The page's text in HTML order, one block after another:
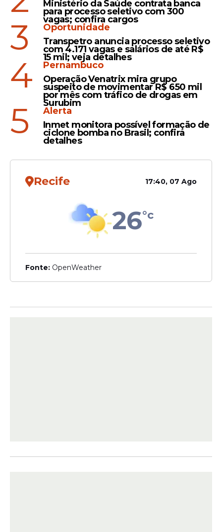
Iniciativa
Presidente da ACS/PE, Luiz
Torres, garante serviços de
saúde e apoio aos
associados
ACS e ACE irão a Brasília
pressionar por aprovação
especial
Veja Também
Entre os serviços oferecidos estão
Ministério da Saúde contrata banca
para processo seletivo com 300
vagas; confira cargos
3
Oportunidade
Transpetro anuncia processo seletivo
com 4.171 vagas e salários de até R$
15 mil; veja detalhes
4
Pernambuco
Operação Venatrix mira grupo
suspeito de movimentar R$ 650 mil
por mês com tráfico de drogas em
Surubim
5
Alerta
Inmet monitora possível formação de
ciclone bomba no Brasil; confira
detalhes
Recife 17:40, 07 Ago
26°c
Fonte: OpenWeather